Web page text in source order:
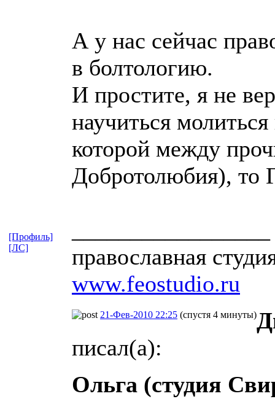
А у нас сейчас
в болтологию.
И простите, я не
научиться
которой между
Добротолюбия), то
православная
www.feostudio.ru
[Профиль]
[ЛС]
21-Фев-2010 22:25 (спустя 4 минуты)
писал(а):
Ольга (студия